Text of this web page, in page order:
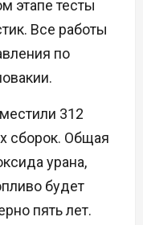
этапе тесты
Все работы
по
312
сборок. Общая
урана,
будет
пять лет.